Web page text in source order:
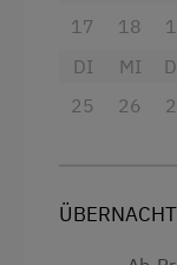
17
18
DI
25
MI
26